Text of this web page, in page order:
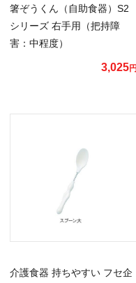
箸ぞうくん（自助食器）S2
シリーズ 右手用（把持障
害：中程度）
3,025円
介護食器 持ちやすい フセ企